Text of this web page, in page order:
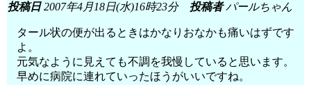
投稿日2007年4月18日(水)16時23分 投稿者パールちゃん
タール状の便が出るときはかなりおなかも痛いはずです
よ。
元気なように見えても不調を我慢していると思います。
早めに病院に連れていったほうがいいですね。